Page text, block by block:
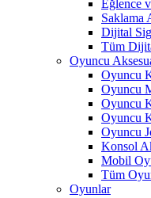
Eğlence
Saklama
Dijital
Tüm
Oyuncu
Oyuncu
Oyuncu
Oyuncu
Oyuncu
Oyuncu
Konsol
Mobil
Tüm
Oyunlar